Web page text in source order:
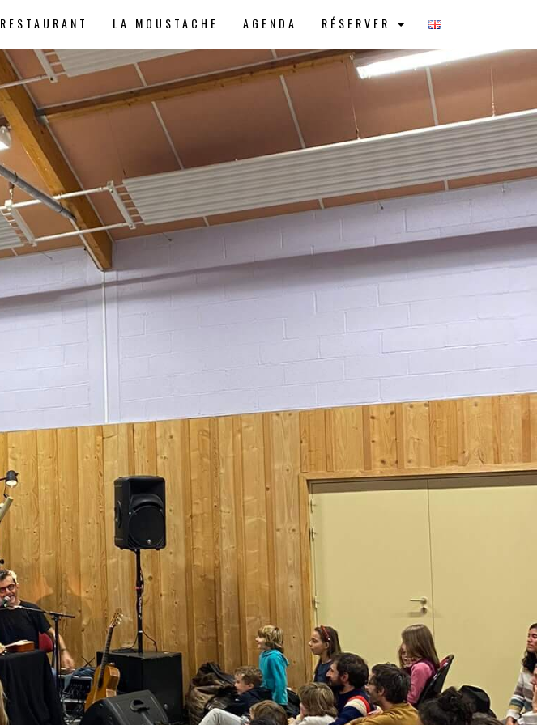
RESTAURANT LA MOUSTACHE AGENDA RÉSERVER